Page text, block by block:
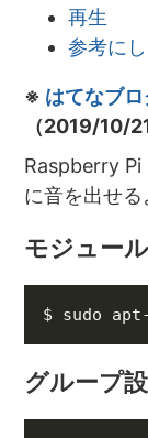
再生
参考に
※ はてなブ
（2019/10/21
Raspberry
に音を出せる
モジュー
グループ